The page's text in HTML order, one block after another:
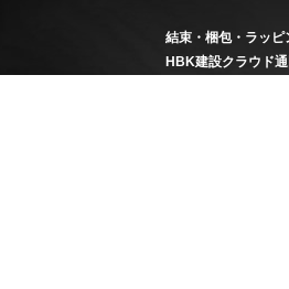
結束・梱包・ラッ
HBK建設クラウド